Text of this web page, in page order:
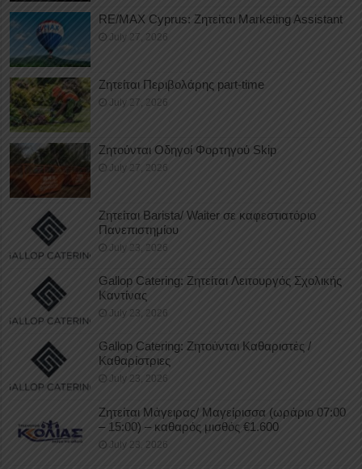
RE/MAX Cyprus: Ζητείται Marketing Assistant
July 27, 2026
Ζητείται Περιβολάρης part-time
July 27, 2026
Ζητούνται Οδηγοί Φορτηγού Skip
July 27, 2026
Ζητείται Barista/ Waiter σε καφεστιατόριο
Πανεπιστημίου
July 23, 2026
Gallop Catering: Ζητείται Λειτουργός Σχολικής
Καντίνας
July 23, 2026
Gallop Catering: Ζητούνται Καθαριστές /
Καθαρίστριες
July 23, 2026
Ζητείται Μάγειρας/ Μαγείρισσα (ωράριο 07:00
– 15:00) – καθαρός μισθός €1.600
July 23, 2026